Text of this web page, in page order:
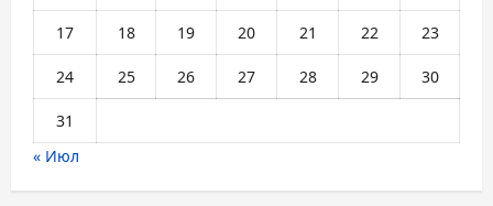
17 18 19 20 21 22 23
24 25 26 27 28 29 30
31
« Июл